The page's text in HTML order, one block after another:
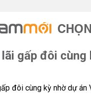
CHỌN
gấp đôi cùng